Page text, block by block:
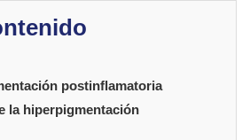
postinflamatoria
la hiperpigmentación